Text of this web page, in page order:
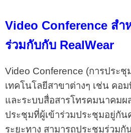
Video Conference สำ
ร่วมกับกับ RealWear
Video Conference (การประชุ
เทคโนโลยีสาขาต่างๆ เช่น คอ
และระบบสื่อสารโทรคมนาคมผ
ประชุมที่ผู้เข้าร่วมประชุมอยู่กั
ระยะทาง สามารถประชุมร่วม